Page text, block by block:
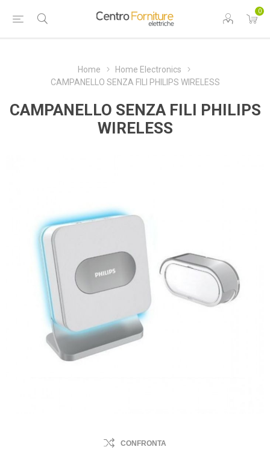
0
Home
Home Electronics
CAMPANELLO SENZA FILI PHILIPS WIRELESS
CAMPANELLO SENZA FILI PHILIPS
WIRELESS
CONFRONTA